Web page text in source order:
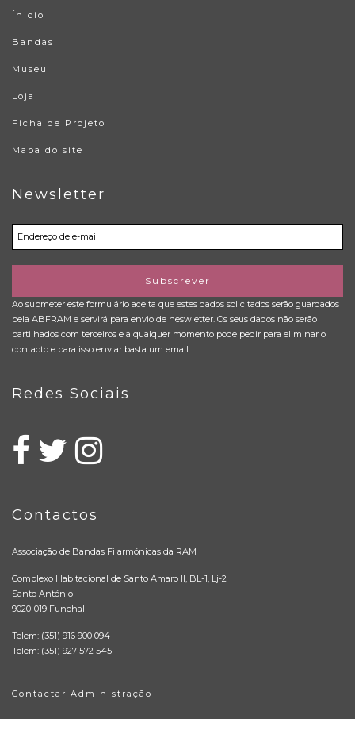
Ínicio
Bandas
Museu
Loja
Ficha de Projeto
Mapa do site
Newsletter
Subscrever
Ao submeter este formulário aceita que estes dados solicitados serão guardados
pela ABFRAM e servirá para envio de neswletter. Os seus dados não serão
partilhados com terceiros e a qualquer momento pode pedir para eliminar o
contacto e para isso enviar basta um email.
Redes Sociais
Contactos
Associação de Bandas Filarmónicas da RAM
Complexo Habitacional de Santo Amaro II, BL-1, Lj-2
Santo António
9020-019 Funchal
Telem: (351) 916 900 094
Telem: (351) 927 572 545
Contactar Administração